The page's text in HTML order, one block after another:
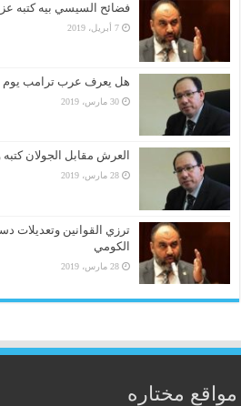
فضائح السيسي بيه كتبه
7 أبريل، 2019
هل يعرف عرب ترامب يوم
30 مارس، 2019
العرش مقابل الجولان كتبه
28 مارس، 2019
ترزي القوانين وتعديلات
الكومي
28 مارس، 2019
مواقع مختاره